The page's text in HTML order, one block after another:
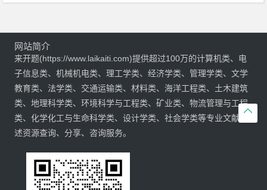

网站简介
来开题(https://www.laikaiti.com)提供超过100万的计算机类、电
子信息类、机械机电类、理工学类、经济学类、管理学类、文学
教育类、法学类、交通运输类、材料类、海洋工程类、土木建筑
类、地理科学类、环境科学与工程类、矿业类、物流管理与工程
类、化学化工与生命科学类、设计学类、社会学类等专业文献综
述资源查询、分享、咨询服务。